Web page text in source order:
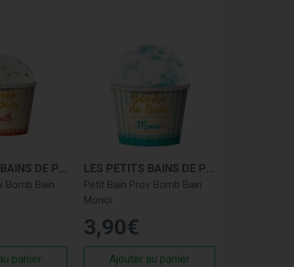
Bains de Provence
ni sulfates.
un moment de bien-être à chaque
, disponibles dès maintenant sur
prendre soin de votre peau.
LES PETITS BAINS DE PROVENCE
Bomb Bain
panier
LES PETITS BAINS DE PROVENCE
Petit Bain Prov Bomb Bain
Monoi
3,90€
Ajouter au panier